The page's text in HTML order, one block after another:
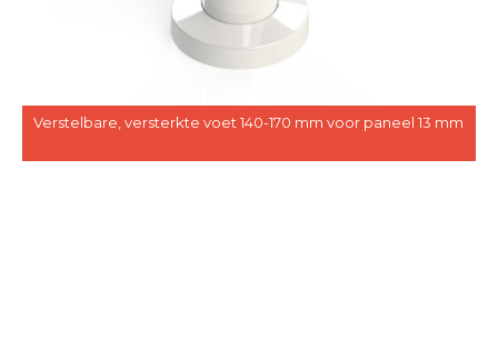
Verstelbare, versterkte voet 140-170 mm voor paneel 13 mm